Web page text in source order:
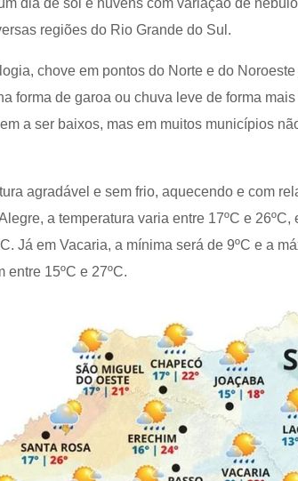
dia de sol e nuvens com variação de
regiões do Rio Grande do Sul.
chove em pontos do Norte e do
forma de garoa ou chuva leve de forma
a ser baixos, mas em muitos municípios
agradável e sem frio, aquecendo e com
a temperatura varia entre 17ºC e
Já em Vacaria, a mínima será de 9ºC e a
entre 15ºC e 27ºC.